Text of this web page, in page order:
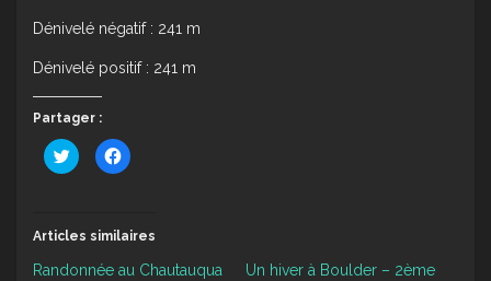
Dénivelé négatif : 241 m
Dénivelé positif : 241 m
Partager :
Cliquez
pour
partager
une
nouvelle
Cliquez
pour
une
nouvelle
Articles similaires
Randonnée au Chautauqua
Un hiver à Boulder – 2ème